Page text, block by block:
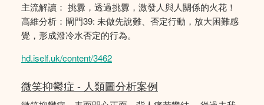
主流解讀： 挑釁，透過挑釁，激發人與人關係的火花！
高維分析：閘門39: 未做先說難、否定行動，放大困難感
覺，形成潑冷水否定的行為。
hd.iself.uk/content/3462
微笑抑鬱症 - 人類圖分析案例